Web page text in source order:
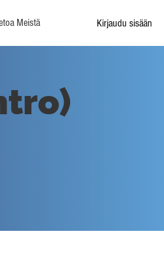
Meistä Kirjaudu sisään